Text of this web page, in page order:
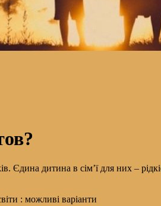
Єдина дитина в сім’ї для них –
: можливі варіанти